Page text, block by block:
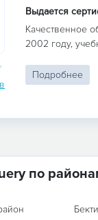
Выдается
Качественное
2002 году,
Подробнее
по